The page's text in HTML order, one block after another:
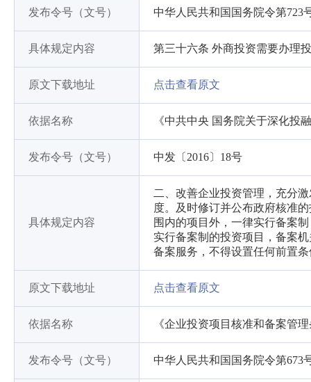
发布令号（文号） 中华人民共和国国务院令第723
具体规定内容 第三十六条 外商投资需要办理
原文下载地址 点击查看原文
依据名称 《中共中央 国务院关于深化投
发布令号（文号） 中发〔2016〕18号
具体规定内容
二、改善企业投资管理，充分
度。及时修订并公布政府核准
围内的项目外，一律实行备案
实行备案制的投资项目，备案
备案服务，不得设置任何前置
原文下载地址 点击查看原文
依据名称 《企业投资项目核准和备案管
发布令号（文号） 中华人民共和国国务院令第673